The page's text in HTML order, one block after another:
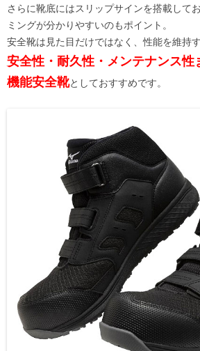
さらに靴底にはスリップサインを搭載して
ミングが分かりやすいのもポイント。
安全靴は見た目だけではなく、性能を維持
安全性・耐久性・メンテナンス性
機能安全靴としておすすめです。